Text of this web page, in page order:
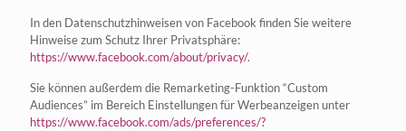
In den Datenschutzhinweisen von Facebook finden Sie weitere
Hinweise zum Schutz Ihrer Privatsphäre:
https://www.facebook.com/about/privacy/.
Sie können außerdem die Remarketing-Funktion “Custom
Audiences” im Bereich Einstellungen für Werbeanzeigen unter
https://www.facebook.com/ads/preferences/?